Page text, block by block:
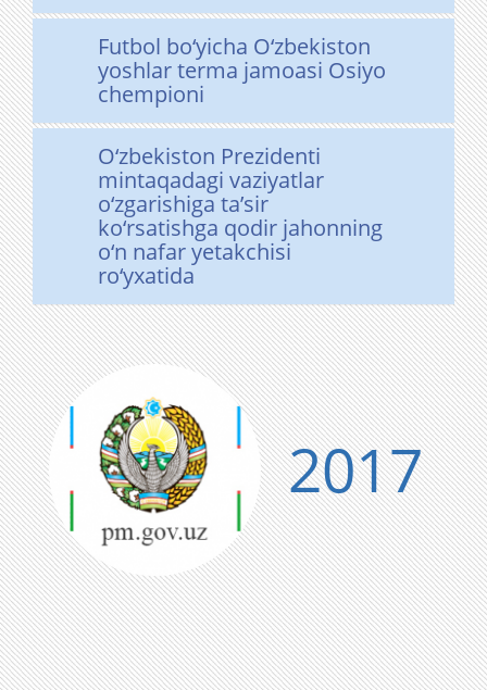
Futbol bo‘yicha O‘zbekiston
yoshlar terma jamoasi Osiyo
chempioni
O‘zbekiston Prezidenti
mintaqadagi vaziyatlar
o‘zgarishiga ta’sir
ko‘rsatishga qodir jahonning
o‘n nafar yetakchisi
ro‘yxatida
2017